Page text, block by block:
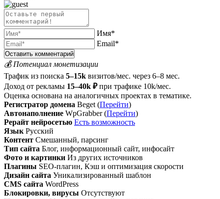
Имя*
Email*
💰 Потенциал монетизации
Трафик из поиска 5–15k визитов/мес. через 6–8 мес.
Доход от рекламы 15–40k ₽ при трафике 10k/мес.
Оценка основана на аналогичных проектах в тематике.
Регистратор домена Beget (Перейти)
Автонаполнение WpGrabber (Перейти)
Рерайт нейросетью Есть возможность
Язык Русский
Контент Смешанный, парсинг
Тип сайта Блог, информационный сайт, инфосайт
Фото и картинки Из других источников
Плагины SEO-плагин, Кэш и оптимизация скорости
Дизайн сайта Уникализированный шаблон
CMS сайта WordPress
Блокировки, вирусы Отсутствуют